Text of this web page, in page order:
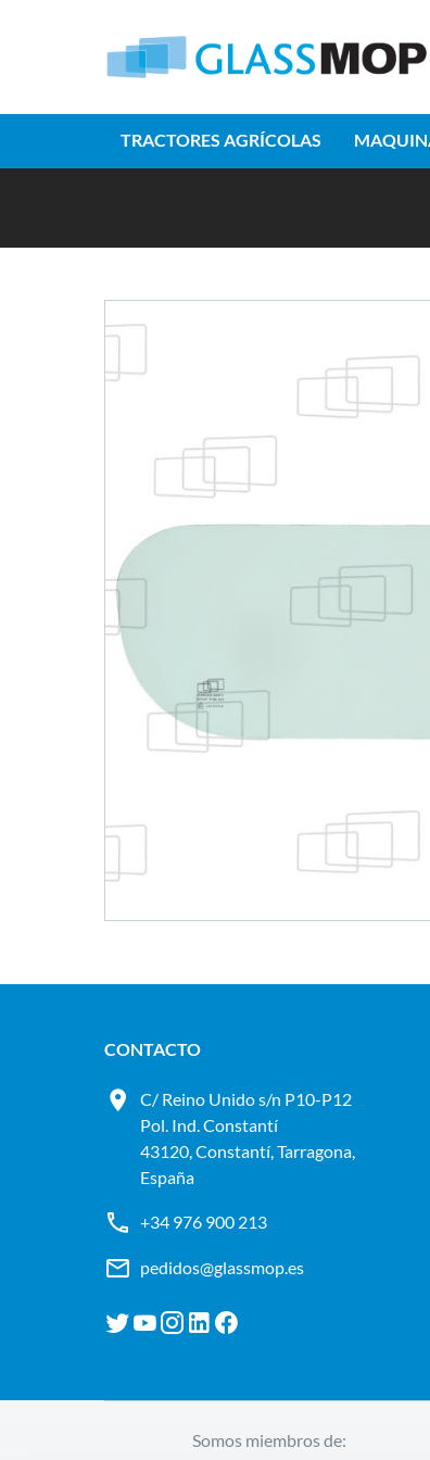
TRACTORES AGRÍCOLAS
CONTACTO
C/ Reino Unido s/n P10-P12
Pol. Ind. Constantí
43120, Constantí, Tarragona,
España
+34 976 900 213
pedidos@glassmop.es
Somos miembros de: